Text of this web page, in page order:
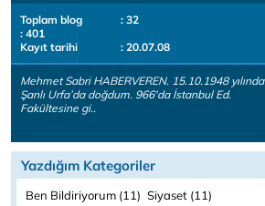
Toplam blog
: 32
: 401
Kayıt tarihi
: 20.07.08
Mehmet Sabri HABERVEREN. 15.10.1948 yılında
Şanlı Urfa’da doğdum. 966'da İstanbul Ed.
Fakültesine gi..
Yazdığım Kategoriler
Ben Bildiriyorum (11) Siyaset (11)